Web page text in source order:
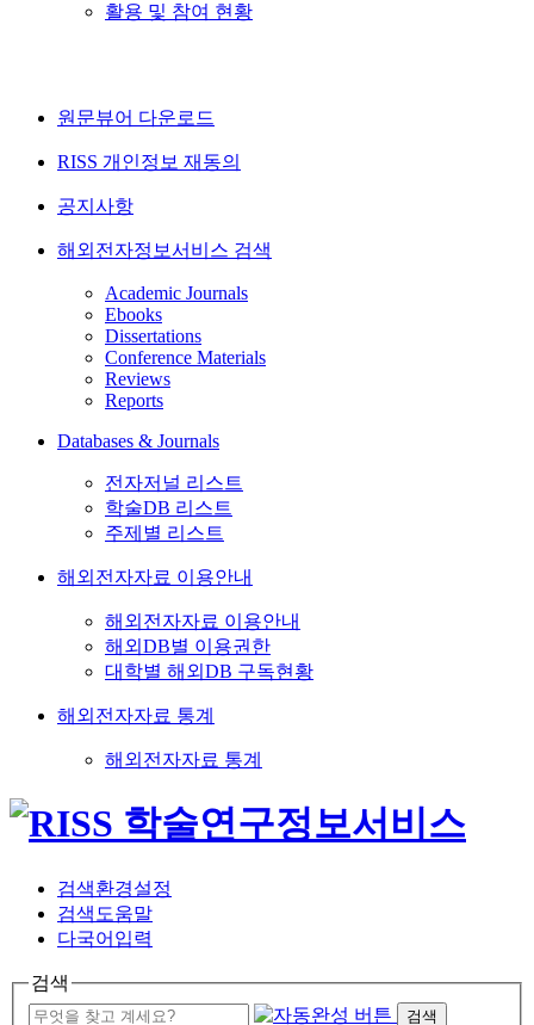
활용 및 참여 현황
원문뷰어 다운로드
RISS 개인정보 재동의
공지사항
해외전자정보서비스 검색
Academic Journals
Ebooks
Dissertations
Conference Materials
Reviews
Reports
Databases & Journals
전자저널 리스트
학술DB 리스트
주제별 리스트
해외전자자료 이용안내
해외전자자료 이용안내
해외DB별 이용권한
대학별 해외DB 구독현황
해외전자자료 통계
해외전자자료 통계
검색환경설정
검색도움말
다국어입력
검색
검색